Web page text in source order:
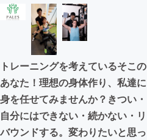
トレーニングを考えているそこの
あなた！理想の身体作り、私達に
身を任せてみませんか？きつい・
自分にはできない・続かない・リ
バウンドする。変わりたいと思っ